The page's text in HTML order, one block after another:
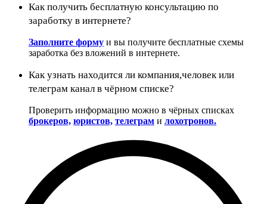
Как получить бесплатную консультацию по
заработку в интернете?
Заполните форму и вы получите бесплатные схемы
заработка без вложений в интернете.
Как узнать находится ли компания,человек или
телеграм канал в чёрном списке?
Проверить информацию можно в чёрных списках
брокеров, юристов, телеграм и лохотронов.